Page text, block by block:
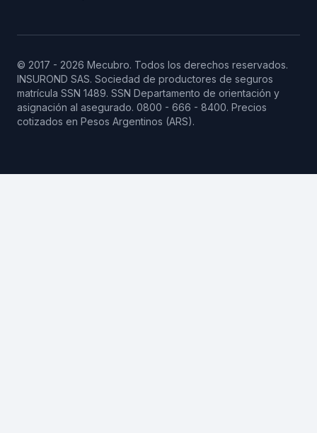
© 2017 - 2026 Mecubro. Todos los derechos reservados.
INSUROND SAS. Sociedad de productores de seguros
matrícula SSN 1489. SSN Departamento de orientación y
asignación al asegurado. 0800 - 666 - 8400. Precios
cotizados en Pesos Argentinos (ARS).